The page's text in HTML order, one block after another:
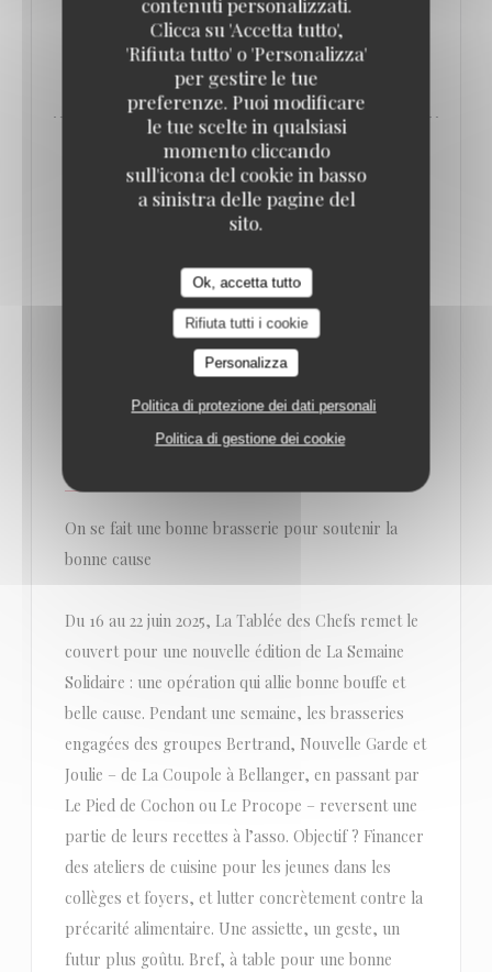
contenuti personalizzati.
Clicca su 'Accetta tutto',
'Rifiuta tutto' o 'Personalizza'
per gestire le tue
preferenze. Puoi modificare
le tue scelte in qualsiasi
momento cliccando
sull'icona del cookie in basso
a sinistra delle pagine del
sito.
Ok, accetta tutto
Rifiuta tutti i cookie
Personalizza
Politica di protezione dei dati personali
Politica di gestione dei cookie
LEGGI L'ARTICOLO((APRE UNA NUOVA FINESTRA))
QUE FAIRE À PARIS CETTE SEMAINE ? (16-
22 JUIN) // LE BONBON
On se fait une bonne brasserie pour soutenir la
bonne cause
Du 16 au 22 juin 2025, La Tablée des Chefs remet le
couvert pour une nouvelle édition de La Semaine
Solidaire : une opération qui allie bonne bouffe et
belle cause. Pendant une semaine, les brasseries
engagées des groupes Bertrand, Nouvelle Garde et
Joulie – de La Coupole à Bellanger, en passant par
Le Pied de Cochon ou Le Procope – reversent une
partie de leurs recettes à l’asso. Objectif ? Financer
des ateliers de cuisine pour les jeunes dans les
collèges et foyers, et lutter concrètement contre la
précarité alimentaire. Une assiette, un geste, un
futur plus goûtu. Bref, à table pour une bonne